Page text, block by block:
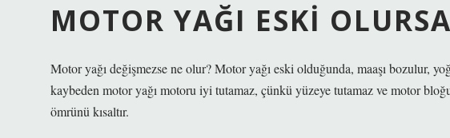
MOTOR YAĞI ESKI
Motor yağı değişmezse ne olur? Motor yağı eski olduğunda, maaşı bozulur,
kaybeden motor yağı motoru iyi tutamaz, çünkü yüzeye tutamaz ve motor
ömrünü kısaltır.